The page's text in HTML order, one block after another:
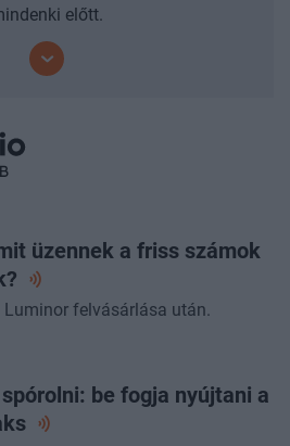
előtt.
üzennek a friss számok
felvásárlása után.
be fogja nyújtani a